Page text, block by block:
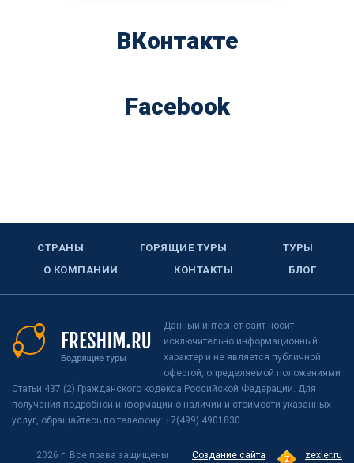
ВКонтакте
Facebook
СТРАНЫ ГОРЯЩИЕ ТУРЫ
ТУРЫ
О КОМПАНИИ
КОНТАКТЫ БЛОГ
Данный интернет-сайт носит
исключительно информационный
характер и не является публичной
офертой, определяемой положениями
Статьи 437 (2) Гражданского кодекса Российской Федерации. Для
получения подробной информации о наличии и стоимости указанных
услуг, обращайтесь по телефону: +7(499) 4901830.
Создание сайта zexler.ru
2026 г. Все права защищены